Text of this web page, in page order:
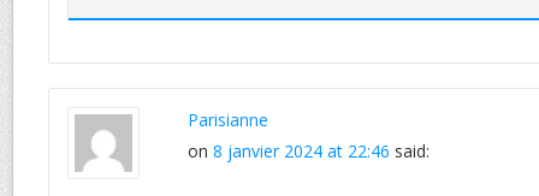
Parisianne
on 8 janvier 2024 at 22:46 said: